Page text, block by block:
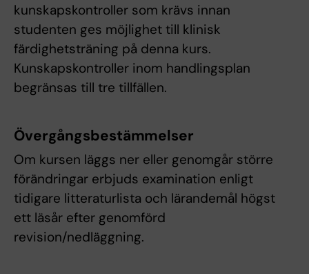
kunskapskontroller som krävs innan
studenten ges möjlighet till klinisk
färdighetsträning på denna kurs.
Kunskapskontroller inom handlingsplan
begränsas till tre tillfällen.
Övergångsbestämmelser
Om kursen läggs ner eller genomgår större
förändringar erbjuds examination enligt
tidigare litteraturlista och lärandemål högst
ett läsår efter genomförd
revision/nedläggning.